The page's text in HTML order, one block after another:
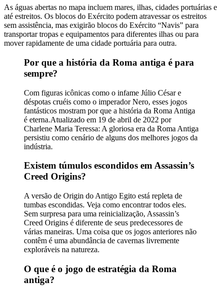
As águas abertas no mapa incluem mares, ilhas, cidades portuárias e
até estreitos. Os blocos do Exército podem atravessar os estreitos
sem assistência, mas exigirão blocos do Exército “Navis” para
transportar tropas e equipamentos para diferentes ilhas ou para
mover rapidamente de uma cidade portuária para outra.
Por que a história da Roma antiga é para
sempre?
Com figuras icônicas como o infame Júlio César e
déspotas cruéis como o imperador Nero, esses jogos
fantásticos mostram por que a história da Roma Antiga
é eterna.Atualizado em 19 de abril de 2022 por
Charlene Maria Teressa: A gloriosa era da Roma Antiga
persistiu como cenário de alguns dos melhores jogos da
indústria.
Existem túmulos escondidos em Assassin’s
Creed Origins?
A versão de Origin do Antigo Egito está repleta de
tumbas escondidas. Veja como encontrar todos eles.
Sem surpresa para uma reinicialização, Assassin’s
Creed Origins é diferente de seus predecessores de
várias maneiras. Uma coisa que os jogos anteriores não
contêm é uma abundância de cavernas livremente
exploráveis ​​na natureza.
O que é o jogo de estratégia da Roma
antiga?